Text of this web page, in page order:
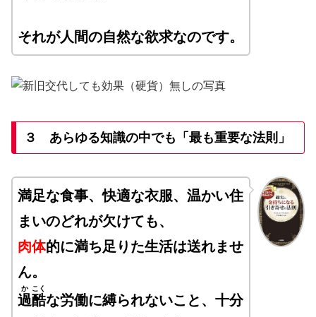
それが人間の自然な欲求なのです。
３ あらゆる知識の中でも「最も重要な法則」
満足な食事、快適な衣服、温かい住
まいのどれが欠けても、
肉体的に満ち足りた生活は送れませ
ん。
過
か
酷
こく
な労働に縛られないこと、十分